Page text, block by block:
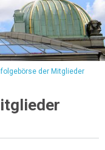
der Mitglieder